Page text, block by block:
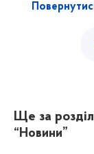
Ще за
“Новини”